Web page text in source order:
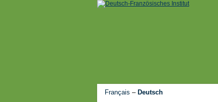
Français – Deutsch